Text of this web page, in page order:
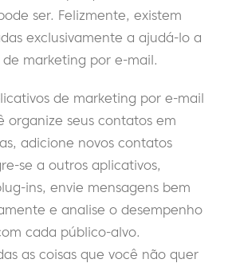
ser. Felizmente, existem
exclusivamente a ajudá-lo a
marketing por e-mail.
de marketing por e-mail
organize seus contatos em
adicione novos contatos
se a outros aplicativos,
ins, envie mensagens bem
e analise o desempenho
cada público-alvo.
as coisas que você não quer